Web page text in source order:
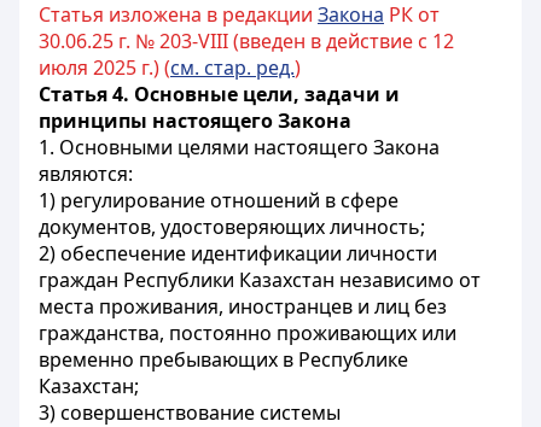
Статья изложена в редакции Закона РК от
30.06.25 г. № 203-VIII (введен в действие с 12
июля 2025 г.) (см. стар. ред.)
Статья 4. Основные цели, задачи и
принципы настоящего Закона
1. Основными целями настоящего Закона
являются:
1) регулирование отношений в сфере
документов, удостоверяющих личность;
2) обеспечение идентификации личности
граждан Республики Казахстан независимо от
места проживания, иностранцев и лиц без
гражданства, постоянно проживающих или
временно пребывающих в Республике
Казахстан;
3) совершенствование системы